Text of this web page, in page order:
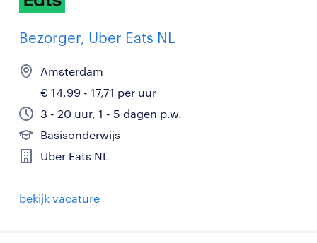
Bezorger, Uber Eats NL
Amsterdam
€ 14,99 - 17,71 per uur
3 - 20 uur, 1 - 5 dagen p.w.
Basisonderwijs
Uber Eats NL
bekijk vacature